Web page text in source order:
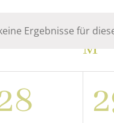
Ergebnisse für
DIENSTAGM
0